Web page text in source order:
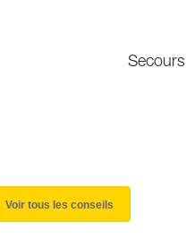
Voir tous les conseils